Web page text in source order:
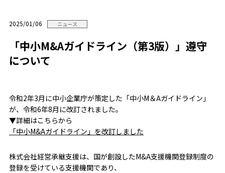
2025/01/06 ニュース
「中小M&Aガイドライン（第3版）」遵守
について
令和2年3月に中小企業庁が策定した「中小M＆Aガイドライン」
が、令和6年8月に改訂されました。
▼詳細はこちらから
「中小M&Aガイドライン」を改訂しました
株式会社経営承継支援は、国が創設したM&A支援機関登録制度の
登録を受けている支援機関であり、